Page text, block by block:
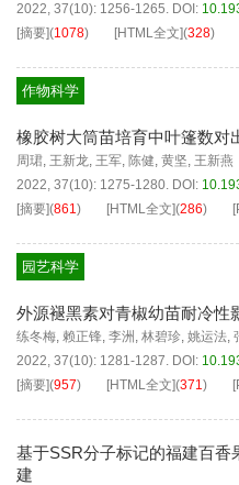
2022, 37(10): 1256-1265. DOI:
[摘要](1078) [HTML全文](328)
作物科学
橡胶树大筒苗培育中叶篷数对
周珺, 王新龙, 王军, 陈健, 黄坚, 王新燕
2022, 37(10): 1275-1280. DOI:
[摘要](861) [HTML全文](286)
园艺科学
外源褪黑素对青椒幼苗耐冷性
练冬梅, 赖正锋, 李洲 , 林碧珍, 姚运法,
2022, 37(10): 1281-1287. DOI:
[摘要](957) [HTML全文](371)
基于SSR分子标记的福建百香
建